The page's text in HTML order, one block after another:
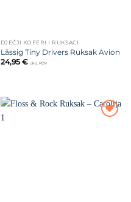
DJEČJI KOFERI I RUKSACI
Lässig Tiny Drivers Ruksak Avion
24,95 € uklj. PDV